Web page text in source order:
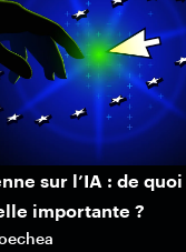
sur l’IA : de quoi
importante ?